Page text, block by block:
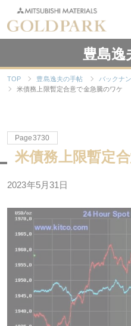
豊島逸
TOP 豊島逸夫の手帖
バックナ
米債務上限暫定合意で金急騰のワケ
Page3730
米債務上限暫定
2023年5月31日